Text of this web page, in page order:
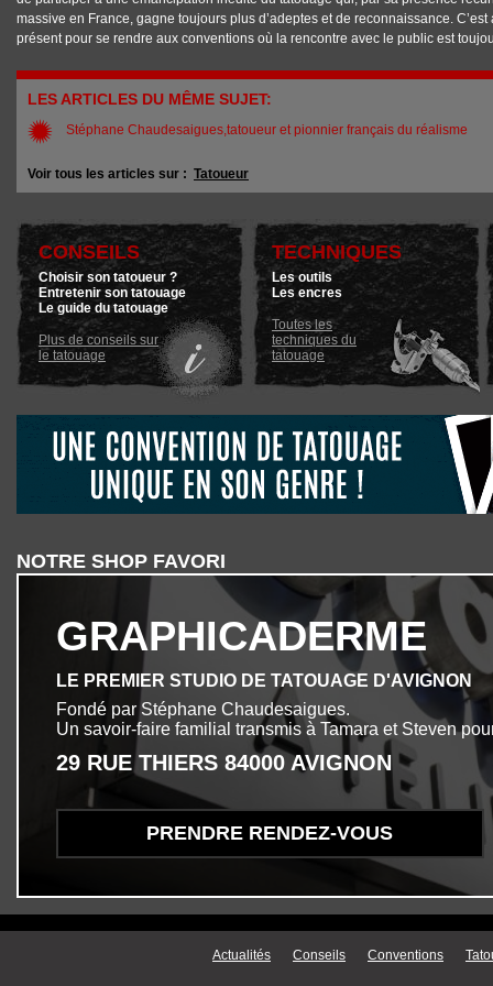
massive en France, gagne toujours plus d’adeptes et de reconnaissance.
présent pour se rendre aux conventions où la rencontre avec le public est
LES ARTICLES DU MÊME SUJET:
Stéphane Chaudesaigues,tatoueur et pionnier français du réalisme
Voir tous les articles sur : Tatoueur
CONSEILS
Choisir son tatoueur ?
Entretenir son tatouage
Le guide du tatouage
Plus de conseils sur
le tatouage
TECHNIQUES
Les outils
Les encres
Toutes les
techniques du
tatouage
NOTRE SHOP FAVORI
GRAPHICADERME
LE PREMIER STUDIO DE TATOUAGE D'AVIGNON
Fondé par Stéphane Chaudesaigues.
Un savoir-faire familial transmis à Tamara et Steven
29 RUE THIERS 84000 AVIGNON
PRENDRE RENDEZ-VOUS
Menu secondaire
Actualités Conseils Conventions